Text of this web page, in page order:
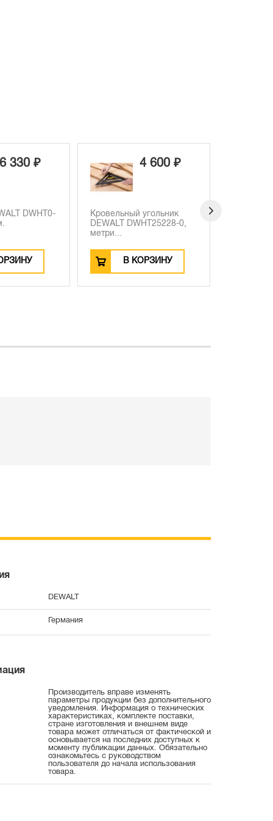
4 600 ₽
0,
1 990 ₽
Торцевой ключ DEWALT
IMPACT DT7440, 10 мм,
ма...
В КОРЗИНУ
DEWALT
Германия
Производитель вправе изменять
параметры продукции без дополнительного
уведомления. Информация о технических
характеристиках, комплекте поставки,
стране изготовления и внешнем виде
товара может отличаться от фактической и
основывается на последних доступных к
моменту публикации данных. Обязательно
ознакомьтесь с руководством
пользователя до начала использования
товара.